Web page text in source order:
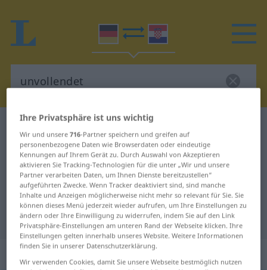
Deutsch-Kroatisch Wörterbuch
Deutsch-Kroatisch Übersetzung für
"unvollendet"
"unvollendet" Kroatisch
Übersetzung
„unvollendet“: Adjektiv
Ihre Privatsphäre ist uns wichtig
Wir und unsere716-Partner speichern und greifen auf
personenbezogene Daten wie Browserdaten oder eindeutige
Kennungen auf Ihrem Gerät zu. Durch Auswahl von Akzeptieren
aktivieren Sie Tracking-Technologien für die unter „Wir und unsere
Partner verarbeiten Daten, um Ihnen Dienste bereitzustellen“
aufgeführten Zwecke. Wenn Tracker deaktiviert sind, sind manche
Inhalte und Anzeigen möglicherweise nicht mehr so relevant für Sie. Sie
können dieses Menü jederzeit wieder aufrufen, um Ihre Einstellungen zu
ändern oder Ihre Einwilligung zu widerrufen, indem Sie auf den Link
Privatsphäre-Einstellungen am unteren Rand der Webseite klicken. Ihre
Einstellungen gelten innerhalb unseres Website. Weitere Informationen
finden Sie in unserer Datenschutzerklärung.
Wir verwenden Cookies, damit Sie unsere Webseite bestmöglich nutzen